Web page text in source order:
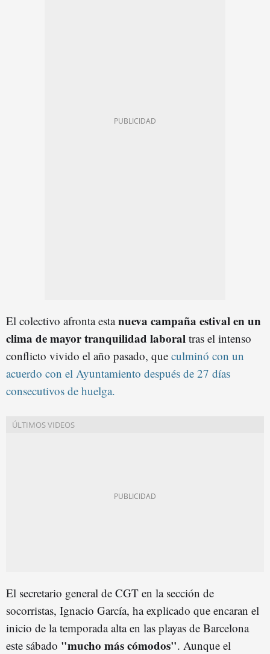
El colectivo afronta estanueva campaña estival en un
clima de mayor tranquilidad laboral tras el intenso
conflicto vivido el año pasado, que culminó con un
acuerdo con el Ayuntamiento después de 27 días
consecutivos de huelga.
El secretario general de CGT en la sección de
socorristas, Ignacio García, ha explicado que encaran el
inicio de la temporada alta en las playas de Barcelona
este sábado "mucho más cómodos". Aunque el